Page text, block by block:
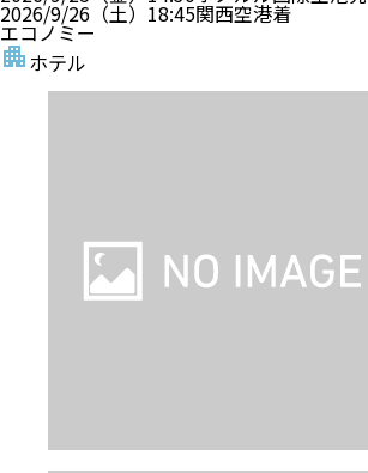
2026/9/26（土） 18:45関西空港着
エコノミー
ホテル